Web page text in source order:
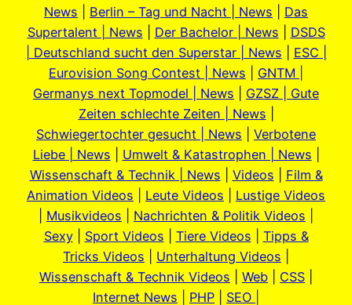
News
Berlin – Tag und Nacht | News
Das
Supertalent | News
Der Bachelor | News
DSDS
| Deutschland sucht den Superstar | News
ESC |
Eurovision Song Contest | News
GNTM |
Germanys next Topmodel | News
GZSZ | Gute
Zeiten schlechte Zeiten | News
Schwiegertochter gesucht | News
Verbotene
Liebe | News
Umwelt & Katastrophen | News
Wissenschaft & Technik | News
Videos
Film &
Animation Videos
Leute Videos
Lustige Videos
Musikvideos Nachrichten & Politik Videos
Sexy| Sport Videos Tiere Videos
Tipps &
Tricks Videos
Unterhaltung Videos
Wissenschaft & Technik Videos
Web CSS
Internet News
PHP SEO |